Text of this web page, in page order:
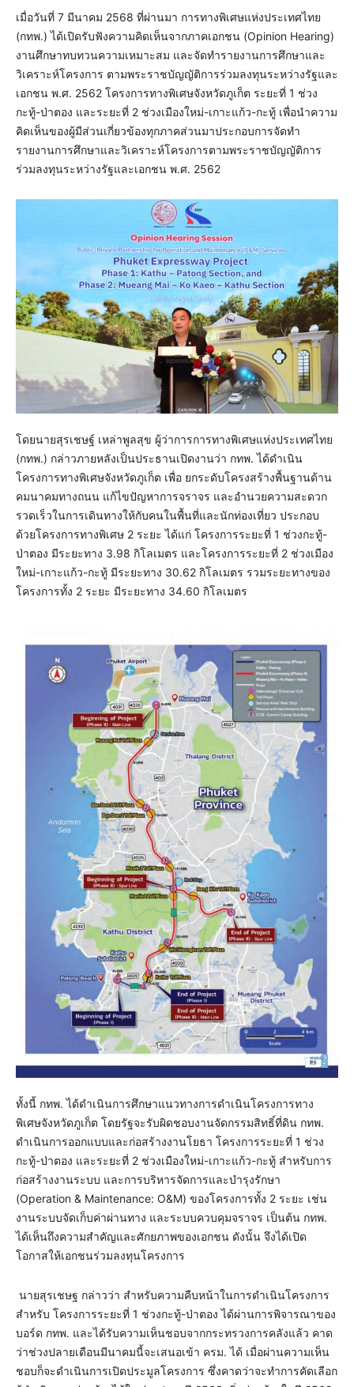
เมื่อวันที่ 7 มีนาคม 2568 ที่ผ่านมา การทางพิเศษแห่งประเทศไทย
(กทพ.) ได้เปิดรับฟังความคิดเห็นจากภาคเอกชน (Opinion Hearing)
งานศึกษาทบทวนความเหมาะสม และจัดทำรายงานการศึกษาและ
วิเคราะห์โครงการ ตามพระราชบัญญัติการร่วมลงทุนระหว่างรัฐและ
เอกชน พ.ศ. 2562 โครงการทางพิเศษจังหวัดภูเก็ต ระยะที่ 1 ช่วง
กะทู้-ป่าตอง และระยะที่ 2 ช่วงเมืองใหม่-เกาะแก้ว-กะทู้ เพื่อนำความ
คิดเห็นของผู้มีส่วนเกี่ยวข้องทุกภาคส่วนมาประกอบการจัดทำ
รายงานการศึกษาและวิเคราะห์โครงการตามพระราชบัญญัติการ
ร่วมลงทุนระหว่างรัฐและเอกชน พ.ศ. 2562
โดยนายสุรเชษฐ์ เหล่าพูลสุข ผู้ว่าการการทางพิเศษแห่งประเทศไทย
(กทพ.) กล่าวภายหลังเป็นประธานเปิดงานว่า กทพ. ได้ดำเนิน
โครงการทางพิเศษจังหวัดภูเก็ต เพื่อ ยกระดับโครงสร้างพื้นฐานด้าน
คมนาคมทางถนน แก้ไขปัญหาการจราจร และอำนวยความสะดวก
รวดเร็วในการเดินทางให้กับคนในพื้นที่และนักท่องเที่ยว ประกอบ
ด้วยโครงการทางพิเศษ 2 ระยะ ได้แก่ โครงการระยะที่ 1 ช่วงกะทู้-
ป่าตอง มีระยะทาง 3.98 กิโลเมตร และโครงการระยะที่ 2 ช่วงเมือง
ใหม่-เกาะแก้ว-กะทู้ มีระยะทาง 30.62 กิโลเมตร รวมระยะทางของ
โครงการทั้ง 2 ระยะ มีระยะทาง 34.60 กิโลเมตร
ทั้งนี้ กทพ. ได้ดำเนินการศึกษาแนวทางการดำเนินโครงการทาง
พิเศษจังหวัดภูเก็ต โดยรัฐจะรับผิดชอบงานจัดกรรมสิทธิ์ที่ดิน กทพ.
ดำเนินการออกแบบและก่อสร้างงานโยธา โครงการระยะที่ 1 ช่วง
กะทู้-ป่าตอง และระยะที่ 2 ช่วงเมืองใหม่-เกาะแก้ว-กะทู้ สำหรับการ
ก่อสร้างงานระบบ และการบริหารจัดการและบำรุงรักษา
(Operation & Maintenance: O&M) ของโครงการทั้ง 2 ระยะ เช่น
งานระบบจัดเก็บค่าผ่านทาง และระบบควบคุมจราจร เป็นต้น กทพ.
ได้เห็นถึงความสำคัญและศักยภาพของเอกชน ดังนั้น จึงได้เปิด
โอกาสให้เอกชนร่วมลงทุนโครงการ
นายสุรเชษฐ กล่าวว่า สำหรับความคืบหน้าในการดำเนินโครงการ
สำหรับ โครงการระยะที่ 1 ช่วงกะทู้-ป่าตอง ได้ผ่านการพิจารณาของ
บอร์ด กทพ. และได้รับความเห็นชอบจากกระทรวงการคลังแล้ว คาด
ว่าช่วงปลายเดือนมีนาคมนี้จะเสนอเข้า ครม. ได้ เมื่อผ่านความเห็น
ชอบก็จะดำเนินการเปิดประมูลโครงการ ซึ่งคาดว่าจะทำการคัดเลือก